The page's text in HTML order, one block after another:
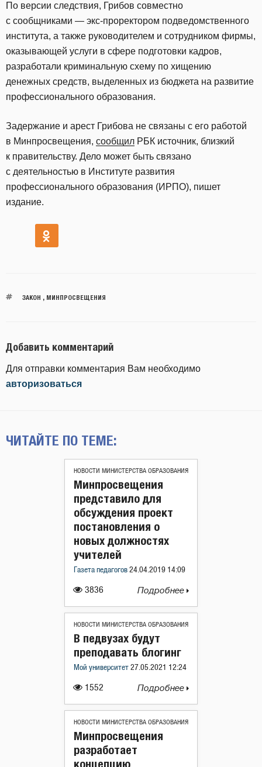
По версии следствия, Грибов совместно
с сообщниками — экс-проректором подведомственного
института, а также руководителем и сотрудником фирмы,
оказывающей услуги в сфере подготовки кадров,
разработали криминальную схему по хищению
денежных средств, выделенных из бюджета на развитие
профессионального образования.
Задержание и арест Грибова не связаны с его работой
в Минпросвещения, сообщил РБК источник, близкий
к правительству. Дело может быть связано
с деятельностью​ в Институте развития
профессионального образования (ИРПО), пишет
издание.
ЗАКОН , МИНПРОСВЕЩЕНИЯ
Добавить комментарий
Для отправки комментария Вам необходимо
авторизоваться
ЧИТАЙТЕ ПО ТЕМЕ:
НОВОСТИ МИНИСТЕРСТВА ОБРАЗОВАНИЯ
3836
Минпросвещения
представило для
обсуждения проект
постановления о
новых должностях
учителей
Газета педагогов 24.04.2019 14:09
Подробнее
НОВОСТИ МИНИСТЕРСТВА ОБРАЗОВАНИЯ
1552
В педвузах будут
преподавать блогинг
Мой университет 27.05.2021 12:24
Подробнее
НОВОСТИ МИНИСТЕРСТВА ОБРАЗОВАНИЯ
Минпросвещения
разработает
концепцию